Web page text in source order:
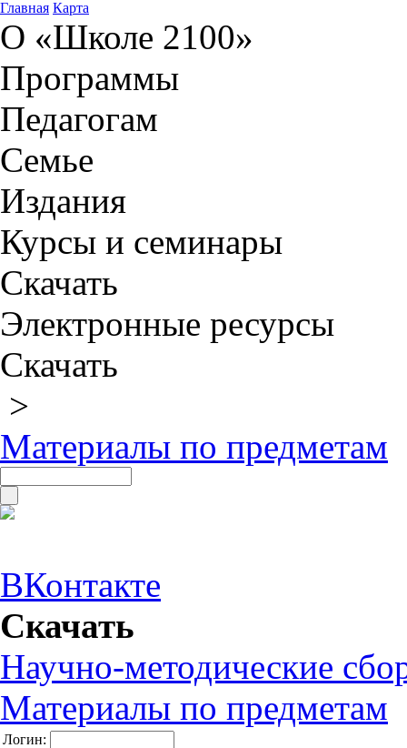
Главная Карта
О «Школе 2100»
Программы
Педагогам
Семье
Издания
Курсы и семинары
Скачать
Электронные ресурсы
Скачать
>
Материалы по предметам
ВКонтакте
Скачать
Научно-методические
Материалы по предметам
Логин: